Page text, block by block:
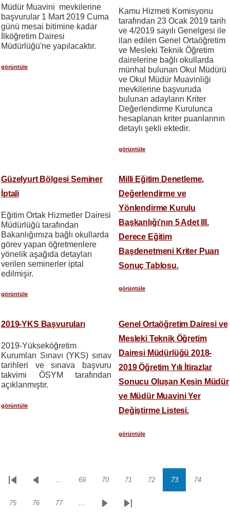
Müdür Muavini mevkilerine
başvurular 1 Mart 2019 Cuma
günü mesai bitimine kadar
İlköğretim Dairesi
Müdürlüğü'ne yapılacaktır.
görüntüle
Kamu Hizmeti Komisyonu
tarafından 23 Ocak 2019 tarih
ve 4/2019 sayılı Genelgesi ile
ilan edilen Genel Ortaöğretim
ve Mesleki Teknik Öğretim
dairelerine bağlı okullarda
münhal bulunan Okul Müdürü
ve Okul Müdür Muavinliği
mevkilerine başvuruda
bulunan adayların Kriter
Değerlendirme Kurulunca
hesaplanan kriter puanlarının
detaylı şekli ektedir.
görüntüle
Güzelyurt Bölgesi Seminer
İptali
Eğitim Ortak Hizmetler Dairesi
Müdürlüğü tarafından
Bakanlığımıza bağlı okullarda
görev yapan öğretmenlere
yönelik aşağıda detayları
verilen seminerler iptal
edilmişir.
görüntüle
Milli Eğitim Denetleme,
Değerlendirme ve
Yönlendirme Kurulu
Başkanlığı’nın 5 Adet III.
Derece Eğitim
Başdenetmeni Kriter Puan
Sonuç Tablosu.
görüntüle
2019-YKS Başvuruları
2019-Yükseköğretim
Kurumları Sınavı (YKS) sınav
tarihleri ve sınava başvuru
takvimi ÖSYM tarafından
açıklanmıştır.
görüntüle
Genel Ortaöğretim Dairesi ve
Mesleki Teknik Öğretim
Dairesi Müdürlüğü 2018-
2019 Öğretim Yılı İtirazlar
Sonucu Oluşan Kesin Müdür
ve Müdür Muavini Yer
Değiştirme Listesi.
görüntüle
Sayfalama
İlk
Önceki… Sayfa
69 Sayfa
70 Sayfa
71 Sayfa
72 Sayfa
73 Sayfa
74
Sayfa
75 Sayfa
76 Sayfa
77 …
SonrakiSon